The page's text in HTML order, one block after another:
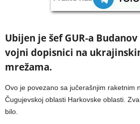
Ubijen je šef GUR-a
vojni dopisnici na
mrežama.
Ovo je povezano sa jučerašnjim raketnim
Čugujevskoj oblasti Harkovske oblasti.
bilo.